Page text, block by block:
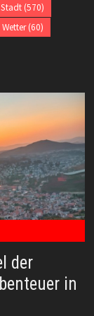
Stadt(570)
Wetter(60)
der
in